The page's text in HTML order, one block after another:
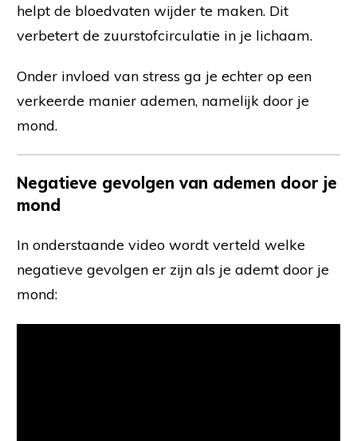
helpt de bloedvaten wijder te maken. Dit
verbetert de zuurstofcirculatie in je lichaam.
Onder invloed van stress ga je echter op een
verkeerde manier ademen, namelijk door je
mond.
Negatieve gevolgen van ademen door je
mond
In onderstaande video wordt verteld welke
negatieve gevolgen er zijn als je ademt door je
mond: